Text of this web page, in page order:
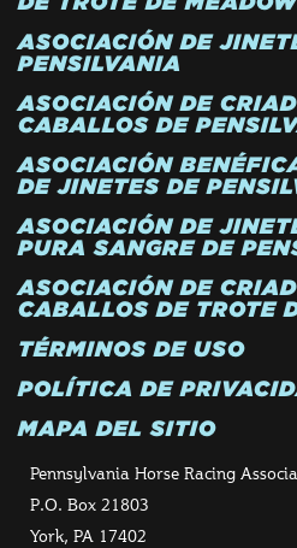
ASOCIACIÓN DE
PENSILVANIA
ASOCIACIÓN DE
CABALLOS DE
ASOCIACIÓN
DE JINETES DE
ASOCIACIÓN DE
PURA SANGRE DE
ASOCIACIÓN DE
CABALLOS DE TROTE
TÉRMINOS DE USO
POLÍTICA DE
MAPA DEL SITIO
Pennsylvania Horse Racing
P.O. Box 21803
York, PA 17402